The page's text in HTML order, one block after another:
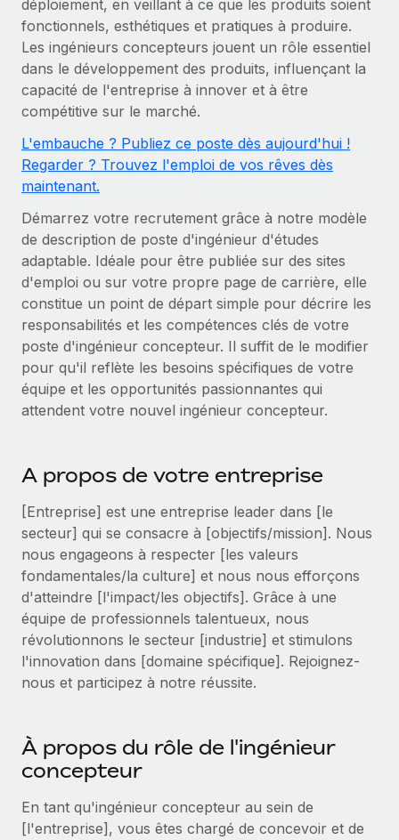
Gestion des freelances
Intégrez et gérez vos freelances partout dans le monde
PEO
Sous-traitez les opérations complexes liées à l’emploi
INFRASTRUCTURE
Intégration Remote
Intégrez vos RH aux flux de travail en toute simplicité
Plateforme
Des fonctions RH clés intégrées pour votre équipe
Connecter
Nouveau
Connectez n'importe quel outil d’IA à Remote grâce à
notre MCP
Intégrations
Rationalisez vos processus avec des outils essentiels
Demandez aux experts
Recevez des conseils d’experts sur les RH à
l’international et la conformité
Contrôles d’antécédents
Simplifiez vos processus de présélection des
candidats
Remote Watchtower
Gardez un temps d’avance sur les risques en
matière de conformité
Achetez et suivez vos équipements informatiques
dans le monde entier
Création d’entité
Établissez des entités rapidement et en toute
Comparer Remote
Examinez notre service par rapport aux autres
CROISSANCE
Start-ups
Des solutions agiles et internationales pour les RH et la
paie des entreprises en pleine croissance
Développez vos équipes avec des solutions RH sur
mesure
Entreprise
Les RH à l’international pour les grandes entreprises
TRAVAILLONS ENSEMBLE
Partenaires stratégiques de la tech
Intégrez les RH à l’international de manière flexible
Explorez avec nous vos opportunités de partenariat
Remote Build
Bientôt disponible
Conseil en intégrations et automatisations assistées par
ÉTUDES DE CAS
Calculateur de paiement des freelances
Découvrez les devises disponibles et les vitesses de
paiement pour vos freelances internationaux
APPRENDRE AVEC REMOTE
Recherche et guides
Études de cas
Glossaire RH
Checklists et modèles
Descriptions de postes
Webinaires
Événements
Données sur les salaires et les talents
Centre de ressources
Obtenir de l’aide
Voir toutes les ressources
BLOG
Paie multipays
Gestion des freelances
Explorer le blog
Nederlands
Français
Deutsch
Español
Português (Portugal)
日本語
한국어
中文（简体）
Connexion
déploiement, en veillant à ce que les produits soient
fonctionnels, esthétiques et pratiques à produire.
Les ingénieurs concepteurs jouent un rôle essentiel
dans le développement des produits, influençant la
capacité de l'entreprise à innover et à être
compétitive sur le marché.
L'embauche ? Publiez ce poste dès aujourd'hui !
Regarder ? Trouvez l'emploi de vos rêves dès
maintenant.
Démarrez votre recrutement grâce à notre modèle
de description de poste d'ingénieur d'études
adaptable. Idéale pour être publiée sur des sites
d'emploi ou sur votre propre page de carrière, elle
constitue un point de départ simple pour décrire les
responsabilités et les compétences clés de votre
poste d'ingénieur concepteur. Il suffit de le modifier
pour qu'il reflète les besoins spécifiques de votre
équipe et les opportunités passionnantes qui
attendent votre nouvel ingénieur concepteur.
A propos de votre entreprise
[Entreprise] est une entreprise leader dans [le
secteur] qui se consacre à [objectifs/mission]. Nous
nous engageons à respecter [les valeurs
fondamentales/la culture] et nous nous efforçons
d'atteindre [l'impact/les objectifs]. Grâce à une
équipe de professionnels talentueux, nous
révolutionnons le secteur [industrie] et stimulons
l'innovation dans [domaine spécifique]. Rejoignez-
nous et participez à notre réussite.
À propos du rôle de l'ingénieur
concepteur
En tant qu'ingénieur concepteur au sein de
[l'entreprise], vous êtes chargé de concevoir et de